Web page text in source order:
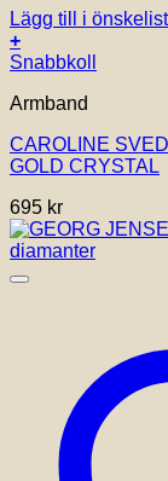
Lägg till i
+
Snabbkoll
Armband
CAROLINE
GOLD CRYSTAL
695 kr